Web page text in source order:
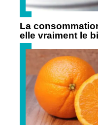
La
elle vraiment le